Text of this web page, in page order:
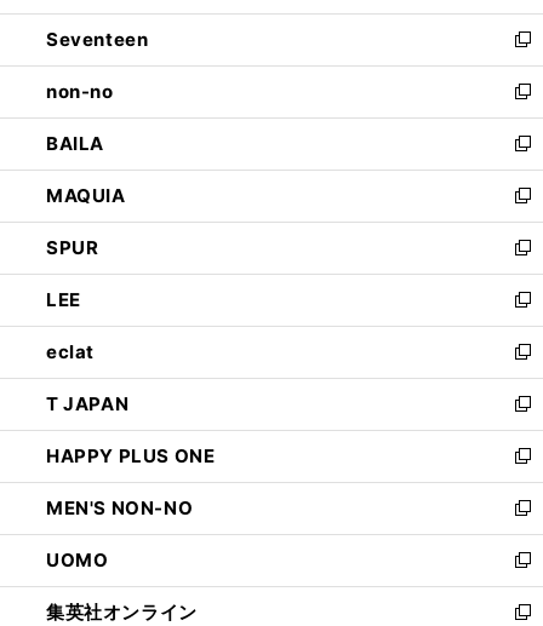
開
く
ウ
で
開
く
ン
ド
ウ
で
開
く
Seventeen
新
し
い
ウ
ィ
ン
ド
ウ
で
開
く
non-no
新
し
い
ウ
ィ
ン
ド
ウ
で
開
く
BAILA
新
し
い
ウ
ィ
ン
ド
ウ
で
開
く
MAQUIA
新
し
い
ウ
ィ
ン
ド
ウ
で
開
く
SPUR
新
し
い
ウ
ィ
ン
ド
ウ
で
開
く
LEE
新
し
い
ウ
ィ
ン
ド
ウ
で
開
く
eclat
新
し
い
ウ
ィ
ン
ド
ウ
で
開
く
T JAPAN
新
し
い
ウ
ィ
ン
ド
ウ
で
HAPPY PLUS ONE
新
し
い
ウ
ィ
ン
ド
MEN'S NON-NO
新
し
い
ウ
ィ
UOMO
新
し
い
集英社オンライン
新